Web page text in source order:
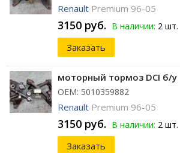
Renault Premium 96-05
3150 руб. В наличии: 2 шт.
Заказать
моторный тормоз DCI б/у
ОЕМ: 5010359882
Renault Premium 96-05
3150 руб. В наличии: 2 шт.
Заказать